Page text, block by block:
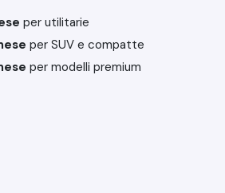
per utilitarie
per SUV e compatte
per modelli premium